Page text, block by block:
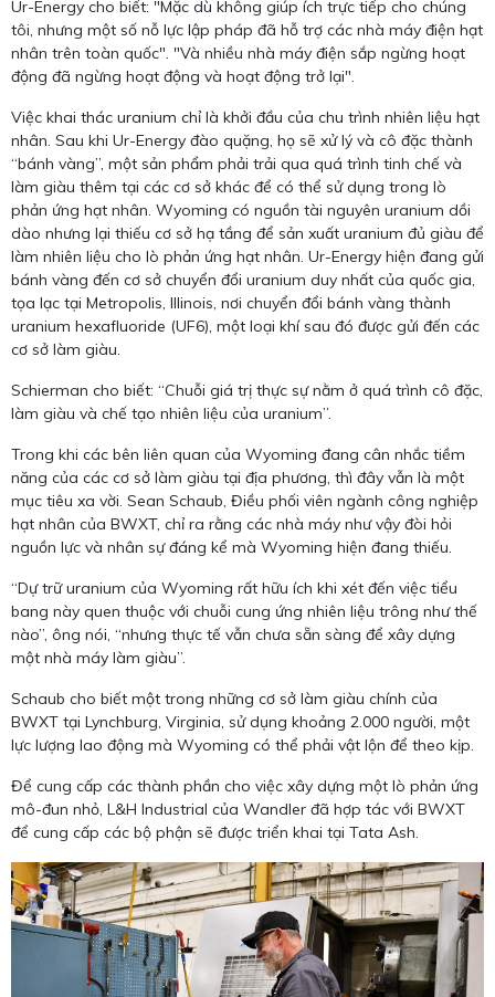
Ur-Energy cho biết: "Mặc dù không giúp ích trực tiếp cho chúng
tôi, nhưng một số nỗ lực lập pháp đã hỗ trợ các nhà máy điện hạt
nhân trên toàn quốc". "Và nhiều nhà máy điện sắp ngừng hoạt
động đã ngừng hoạt động và hoạt động trở lại".
Việc khai thác uranium chỉ là khởi đầu của chu trình nhiên liệu hạt
nhân. Sau khi Ur-Energy đào quặng, họ sẽ xử lý và cô đặc thành
“bánh vàng”, một sản phẩm phải trải qua quá trình tinh chế và
làm giàu thêm tại các cơ sở khác để có thể sử dụng trong lò
phản ứng hạt nhân. Wyoming có nguồn tài nguyên uranium dồi
dào nhưng lại thiếu cơ sở hạ tầng để sản xuất uranium đủ giàu để
làm nhiên liệu cho lò phản ứng hạt nhân. Ur-Energy hiện đang gửi
bánh vàng đến cơ sở chuyển đổi uranium duy nhất của quốc gia,
tọa lạc tại Metropolis, Illinois, nơi chuyển đổi bánh vàng thành
uranium hexafluoride (UF6), một loại khí sau đó được gửi đến các
cơ sở làm giàu.
Schierman cho biết: “Chuỗi giá trị thực sự nằm ở quá trình cô đặc,
làm giàu và chế tạo nhiên liệu của uranium”.
Trong khi các bên liên quan của Wyoming đang cân nhắc tiềm
năng của các cơ sở làm giàu tại địa phương, thì đây vẫn là một
mục tiêu xa vời. Sean Schaub, Điều phối viên ngành công nghiệp
hạt nhân của BWXT, chỉ ra rằng các nhà máy như vậy đòi hỏi
nguồn lực và nhân sự đáng kể mà Wyoming hiện đang thiếu.
“Dự trữ uranium của Wyoming rất hữu ích khi xét đến việc tiểu
bang này quen thuộc với chuỗi cung ứng nhiên liệu trông như thế
nào”, ông nói, “nhưng thực tế vẫn chưa sẵn sàng để xây dựng
một nhà máy làm giàu”.
Schaub cho biết một trong những cơ sở làm giàu chính của
BWXT tại Lynchburg, Virginia, sử dụng khoảng 2.000 người, một
lực lượng lao động mà Wyoming có thể phải vật lộn để theo kịp.
Để cung cấp các thành phần cho việc xây dựng một lò phản ứng
mô-đun nhỏ, L&H Industrial của Wandler đã hợp tác với BWXT
để cung cấp các bộ phận sẽ được triển khai tại Tata Ash.